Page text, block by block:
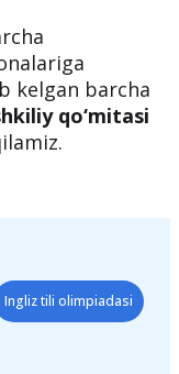
kelgan barcha
qo‘mitasi
Ingliz tili olimpiadasi